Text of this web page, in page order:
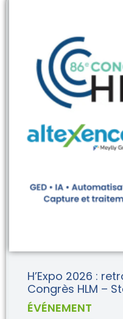
H’Expo 2026 :
Congrès HLM –
ÉVÉNEMENT